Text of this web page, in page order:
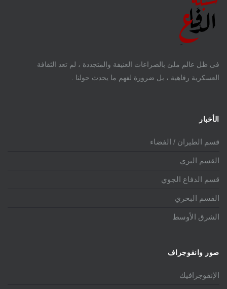
فى ظل عالم ملئ بالصراعات العنيفة والمتجددة ، لم تعد الثقافة
العسكرية رفاهية ، بل ضرورة لفهم ما يحدث حولنا .
الأخبار
قسم الطيران / الفضاء
القسم البري
قسم الدفاع الجوي
القسم البحري
الشرق الأوسط
صور وانفوجراف
الإنفوجرافيك